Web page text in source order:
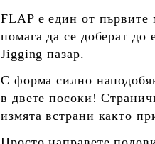
FLAP е един от
помага да се доберат до
Jigging пазар.
С форма силно
в двете посоки!
измята встрани както